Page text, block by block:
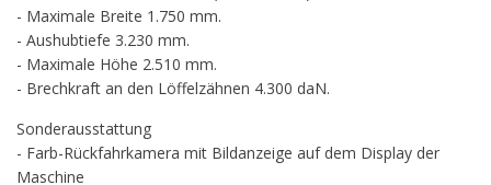
- Maximale Breite 1.750 mm.
- Aushubtiefe 3.230 mm.
- Maximale Höhe 2.510 mm.
- Brechkraft an den Löffelzähnen 4.300 daN.
Sonderausstattung
- Farb-Rückfahrkamera mit Bildanzeige auf dem Display der
Maschine